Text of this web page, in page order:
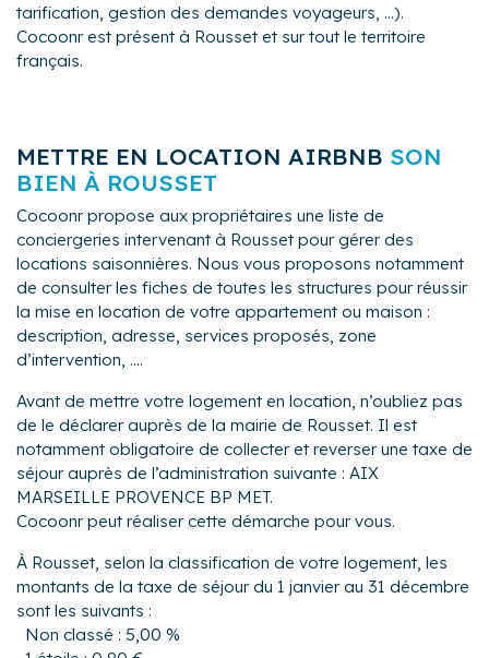
tarification, gestion des demandes voyageurs, ...).
Cocoonr est présent à Rousset et sur tout le territoire
français.
METTRE EN LOCATION AIRBNB SON
BIEN À ROUSSET
Cocoonr propose aux propriétaires une liste de
conciergeries intervenant à Rousset pour gérer des
locations saisonnières. Nous vous proposons notamment
de consulter les fiches de toutes les structures pour réussir
la mise en location de votre appartement ou maison :
description, adresse, services proposés, zone
d’intervention, ....
Avant de mettre votre logement en location, n’oubliez pas
de le déclarer auprès de la mairie de Rousset. Il est
notamment obligatoire de collecter et reverser une taxe de
séjour auprès de l’administration suivante : AIX
MARSEILLE PROVENCE BP MET.
Cocoonr peut réaliser cette démarche pour vous.
À Rousset, selon la classification de votre logement, les
montants de la taxe de séjour du 1 janvier au 31 décembre
sont les suivants :
Non classé : 5,00 %